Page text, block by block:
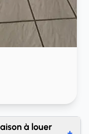
à louer